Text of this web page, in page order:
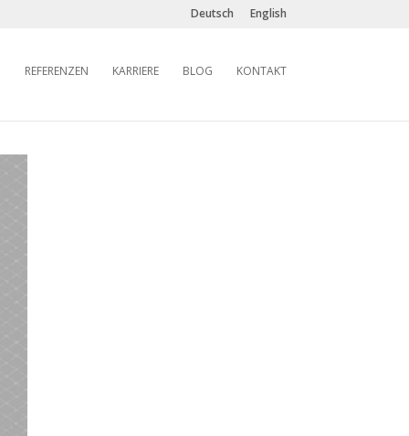
Deutsch English
REFERENZEN KARRIERE BLOG KONTAKT